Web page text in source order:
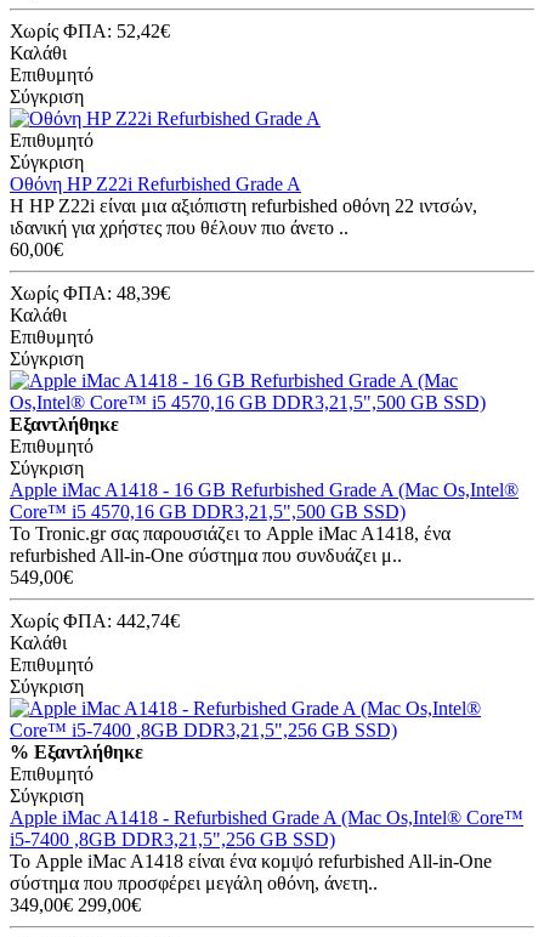
Χωρίς ΦΠΑ: 52,42€
Καλάθι
Επιθυμητό
Σύγκριση
Επιθυμητό
Σύγκριση
Οθόνη HP Z22i Refurbished Grade A
Η HP Z22i είναι μια αξιόπιστη refurbished οθόνη 22 ιντσών,
ιδανική για χρήστες που θέλουν πιο άνετο ..
60,00€
Χωρίς ΦΠΑ: 48,39€
Καλάθι
Επιθυμητό
Σύγκριση
Εξαντλήθηκε
Επιθυμητό
Σύγκριση
Apple iMac A1418 - 16 GB Refurbished Grade A (Mac Os,Intel®
Core™ i5 4570,16 GB DDR3,21,5",500 GB SSD)
Το Tronic.gr σας παρουσιάζει το Apple iMac A1418, ένα
refurbished All-in-One σύστημα που συνδυάζει μ..
549,00€
Χωρίς ΦΠΑ: 442,74€
Καλάθι
Επιθυμητό
Σύγκριση
% Εξαντλήθηκε
Επιθυμητό
Σύγκριση
Apple iMac A1418 - Refurbished Grade A (Mac Os,Intel® Core™
i5-7400 ,8GB DDR3,21,5",256 GB SSD)
Το Apple iMac A1418 είναι ένα κομψό refurbished All-in-One
σύστημα που προσφέρει μεγάλη οθόνη, άνετη..
349,00€ 299,00€